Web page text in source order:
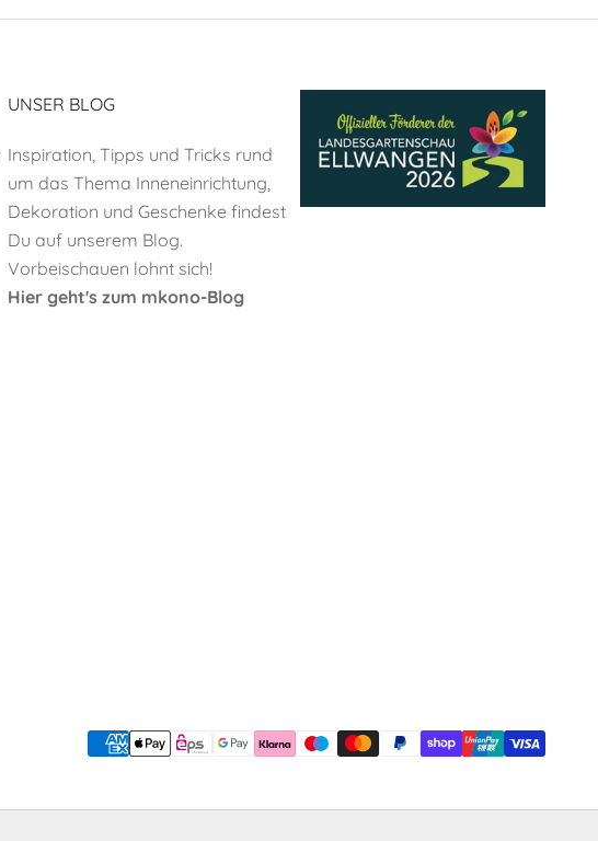
UNSER BLOG
Inspiration, Tipps und Tricks rund
um das Thema Inneneinrichtung,
Dekoration und Geschenke findest
Du auf unserem Blog.
Vorbeischauen lohnt sich!
Hier geht's zum mkono-Blog